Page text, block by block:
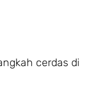
cerdas di